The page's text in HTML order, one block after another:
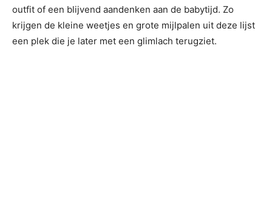
outfit of een blijvend aandenken aan de babytijd. Zo
krijgen de kleine weetjes en grote mijlpalen uit deze lijst
een plek die je later met een glimlach terugziet.